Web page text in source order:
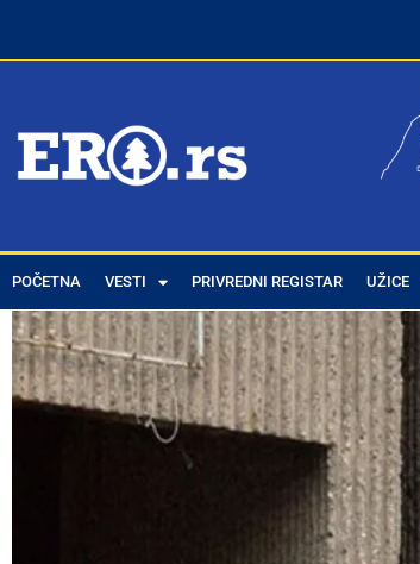
POČETNA VESTI PRIVREDNI REGISTAR UŽICE